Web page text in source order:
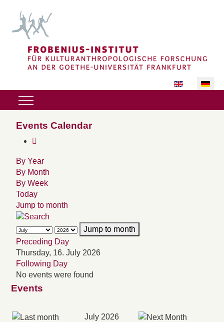
Sprache
Mobile Menu Toggle
Events Calendar
By Year
By Month
By Week
Today
Jump to month
Jump to month
Preceding Day
Thursday, 16. July 2026
Following Day
No events were found
Events
July 2026